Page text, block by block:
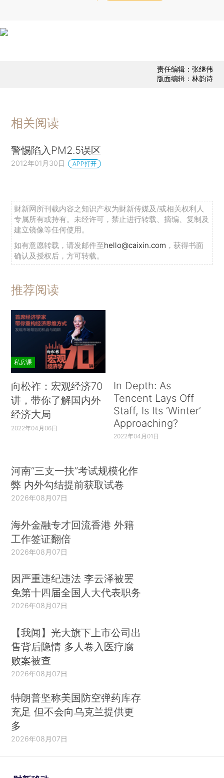
责任编辑：张继伟
版面编辑：林韵诗
相关阅读
警惕陷入PM2.5误区
2012年01月30日 APP打开
财新网所刊载内容之知识产权为财新传媒及/或相关权利人
专属所有或持有。未经许可，禁止进行转载、摘编、复制及
建立镜像等任何使用。
如有意愿转载，请发邮件至hello@caixin.com ，获得书面
确认及授权后，方可转载。
推荐阅读
私房课
向松祚：宏观经济70
讲，带你了解国内外
经济大局
2022年04月06日
In Depth: As
Tencent Lays Off
Staff, Is Its ‘Winter’
Approaching?
2022年04月01日
河南“三支一扶”考试规模化作
弊 内外勾结提前获取试卷
2026年08月07日
海外金融专才回流香港 外籍
工作签证翻倍
2026年08月07日
因严重违纪违法 李云泽被罢
免第十四届全国人大代表职务
2026年08月07日
【我闻】光大旗下上市公司出
售背后隐情 多人卷入医疗腐
败案被查
2026年08月07日
特朗普坚称美国防空弹药库存
充足 但不会向乌克兰提供更
多
2026年08月07日